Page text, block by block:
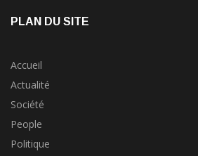
PLAN DU SITE
Accueil
Actualité
Société
People
Politique